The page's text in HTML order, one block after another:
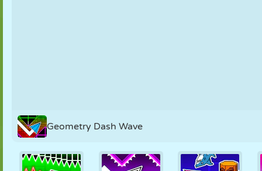
Geometry Dash Wave